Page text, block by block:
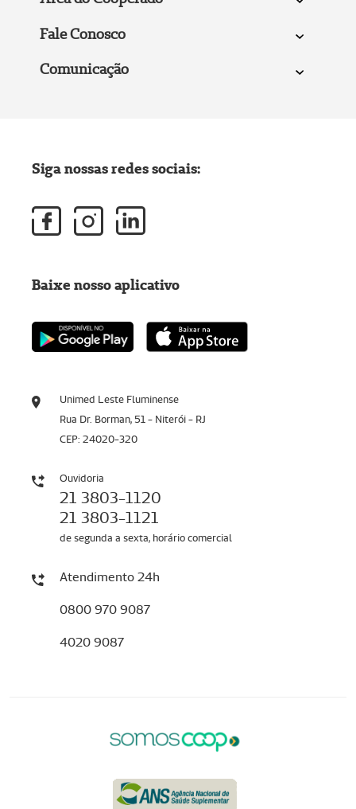
Fale Conosco
Comunicação
Unimed Leste Fluminense
Rua Dr. Borman, 51 - Niterói - RJ
CEP: 24020-320
Ouvidoria
21 3803-1120
21 3803-1121
de segunda a sexta, horário comercial
Atendimento 24h
0800 970 9087
4020 9087
Siga nossas redes sociais:
Baixe nosso aplicativo